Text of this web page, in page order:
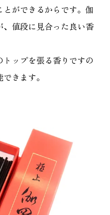
ができるからです。伽
値段に見合った良い香
ップを張る香りですの
きます。